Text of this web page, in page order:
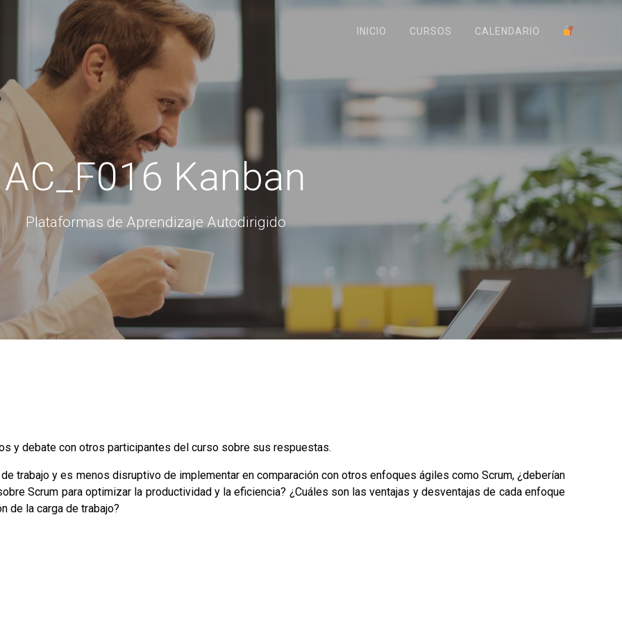
INICIO CURSOS CALENDARIO
AC_F016 Kanban
Plataformas de Aprendizaje Autodirigido
y debate con otros participantes del curso sobre sus respuestas.
trabajo y es menos disruptivo de implementar en comparación con otros enfoques ágiles como Scrum, ¿deberían
Scrum para optimizar la productividad y la eficiencia? ¿Cuáles son las ventajas y desventajas de cada enfoque
de la carga de trabajo?